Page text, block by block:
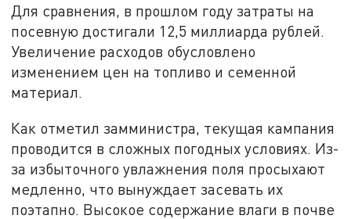
Для сравнения, в прошлом году затраты на
посевную достигали 12,5 миллиарда рублей.
Увеличение расходов обусловлено
изменением цен на топливо и семенной
материал.
Как отметил замминистра, текущая кампания
проводится в сложных погодных условиях. Из-
за избыточного увлажнения поля просыхают
медленно, что вынуждает засевать их
поэтапно. Высокое содержание влаги в почве